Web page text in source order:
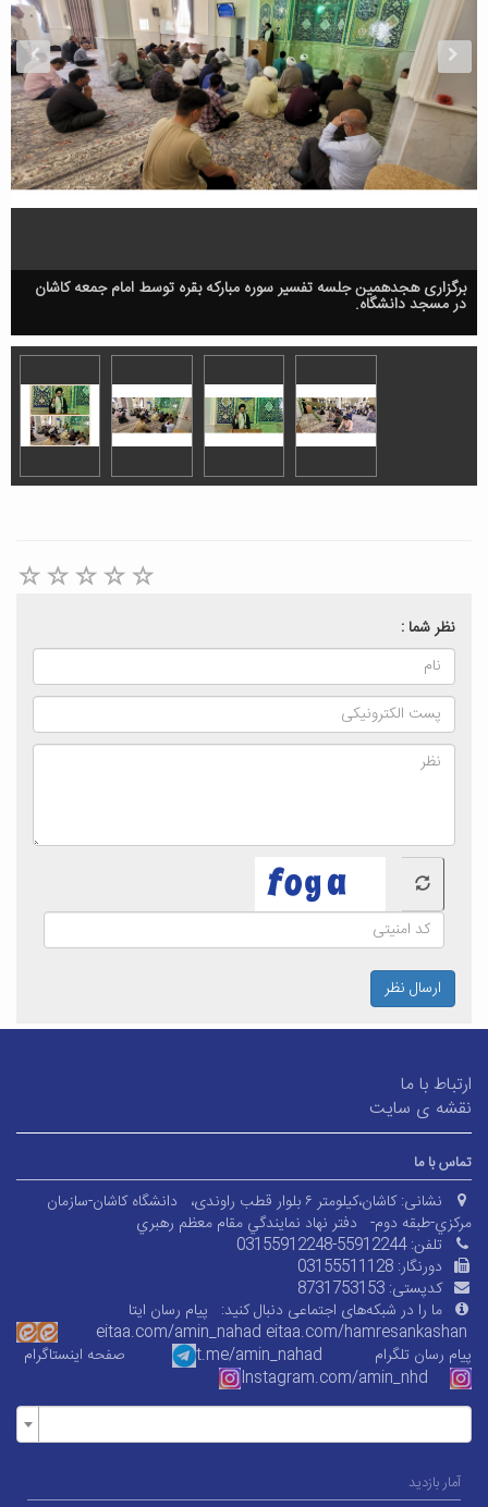
برگزاری هجدهمین جلسه تفسیر سوره مبارکه بقره توسط امام جمعه کاشان
در مسجد دانشگاه.
نظر شما :
ارسال نظر
ارتباط با ما
نقشه ی سایت
تماس با ما
نشانی: کاشان،کیلومتر ۶ بلوار قطب راوندی،
دانشگاه کاشان-سازمان
مرکزي-طبقه دوم- دفتر نهاد نمايندگي مقام معظم رهبري
تلفن:03155912248-55912244
دورنگار: 03155511128
کدپستی: 8731753153
ما را در شبکه‌های اجتماعی دنبال کنید: پیام رسان ایتا
eitaa.com/amin_nahad eitaa.com/hamresankashan
پیام رسان تلگرام
t.me/amin_nahad
صفحه اینستاگرام
Instagram.com/amin_nhd
آمار بازدید